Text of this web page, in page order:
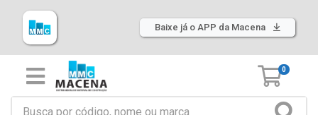
Baixe já o APP da Macena
0